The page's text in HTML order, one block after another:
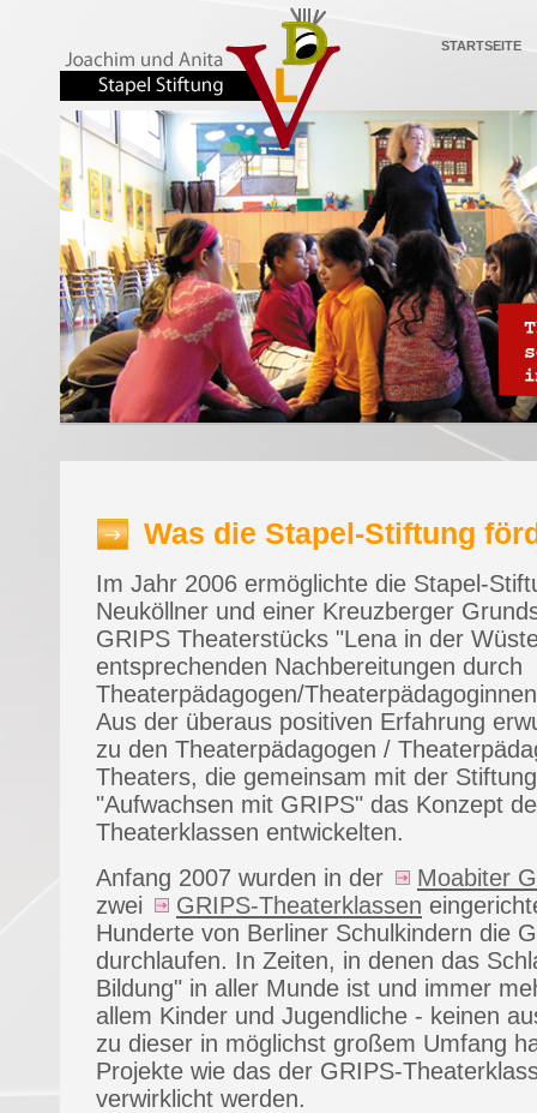
STARTSEITE
Was die Stapel-Stiftung
Im Jahr 2006 ermöglichte die Stapel-
Neuköllner und einer Kreuzberger
GRIPS Theaterstücks "Lena in der
entsprechenden Nachbereitungen durch
Theaterpädagogen/
Aus der überaus positiven Erfahrung
zu den Theaterpädagogen /
Theaters, die gemeinsam mit der
"Aufwachsen mit GRIPS" das Konzept
Theaterklassen entwickelten.
Anfang 2007 wurden in der
Moabiter
zwei
GRIPS-Theaterklassen
Hunderte von Berliner Schulkindern die
durchlaufen. In Zeiten, in denen das
Bildung" in aller Munde ist und immer
allem Kinder und Jugendliche - keinen
zu dieser in möglichst großem Umfang
Projekte wie das der GRIPS-
verwirklicht werden.